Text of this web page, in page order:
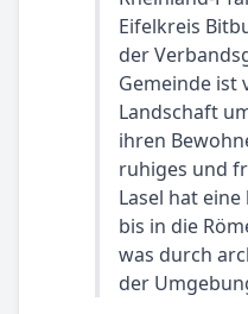
Eifelkreis
der
Gemeinde ist
Landschaft
ihren
ruhiges und
Lasel hat
bis in die
was durch
der